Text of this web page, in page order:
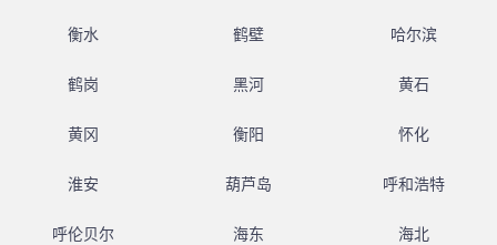
衡水 鹤壁 哈尔滨
鹤岗 黑河 黄石
黄冈 衡阳 怀化
淮安 葫芦岛 呼和浩特
呼伦贝尔 海东 海北